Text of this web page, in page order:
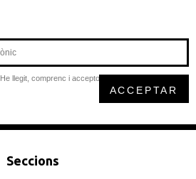
He llegit, comprenc i accepto la
ACCEPTAR
Seccions